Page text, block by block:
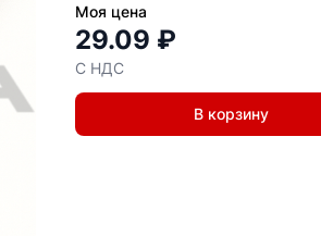
Моя цена
29.09 ₽
С НДС
В корзину